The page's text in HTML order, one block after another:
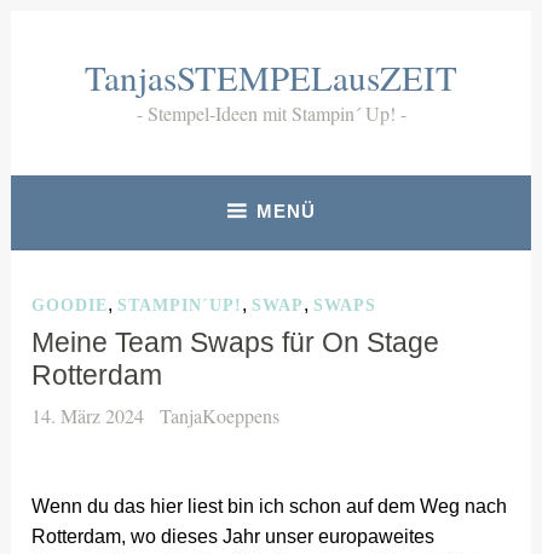
TanjasSTEMPELausZEIT
Stempel-Ideen mit Stampin´ Up!
MENÜ
GOODIE, STAMPIN´UP! , SWAP , SWAPS
Meine Team Swaps für On Stage
Rotterdam
14. März 2024 TanjaKoeppens
Wenn du das hier liest bin ich schon auf dem Weg nach
Rotterdam, wo dieses Jahr unser europaweites